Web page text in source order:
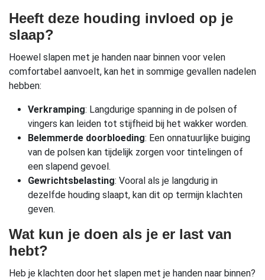
Heeft deze houding invloed op je
slaap?
Hoewel slapen met je handen naar binnen voor velen
comfortabel aanvoelt, kan het in sommige gevallen nadelen
hebben:
Verkramping: Langdurige spanning in de polsen of
vingers kan leiden tot stijfheid bij het wakker worden.
Belemmerde doorbloeding: Een onnatuurlijke buiging
van de polsen kan tijdelijk zorgen voor tintelingen of
een slapend gevoel.
Gewrichtsbelasting: Vooral als je langdurig in
dezelfde houding slaapt, kan dit op termijn klachten
geven.
Wat kun je doen als je er last van
hebt?
Heb je klachten door het slapen met je handen naar binnen?